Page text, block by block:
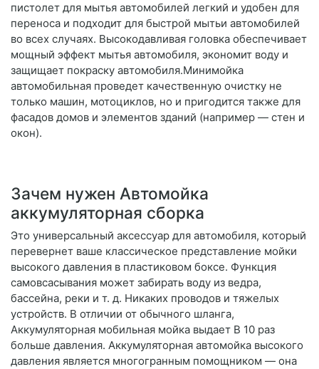
пистолет для мытья автомобилей легкий и удобен для
переноса и подходит для быстрой мытьи автомобилей
во всех случаях. Высокодавливая головка обеспечивает
мощный эффект мытья автомобиля, экономит воду и
защищает покраску автомобиля.Минимойка
автомобильная проведет качественную очистку не
только машин, мотоциклов, но и пригодится также для
фасадов домов и элементов зданий (например — стен и
окон).
Зачем нужен Автомойка
аккумуляторная сборка
Это универсальный аксессуар для автомобиля, который
перевернет ваше классическое представление мойки
высокого давления в пластиковом боксе. Функция
самовсасывания может забирать воду из ведра,
бассейна, реки и т. д. Никаких проводов и тяжелых
устройств. В отличии от обычного шланга,
Аккумуляторная мобильная мойка выдает В 10 раз
больше давления. Аккумуляторная автомойка высокого
давления является многогранным помощником — она